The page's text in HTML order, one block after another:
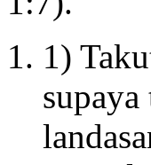
1)